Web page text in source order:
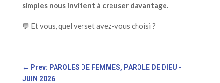
simples nous invitent à creuser davantage.
💬 Et vous, quel verset avez-vous choisi ?
← Prev: PAROLES DE FEMMES, PAROLE DE DIEU -
JUIN 2026